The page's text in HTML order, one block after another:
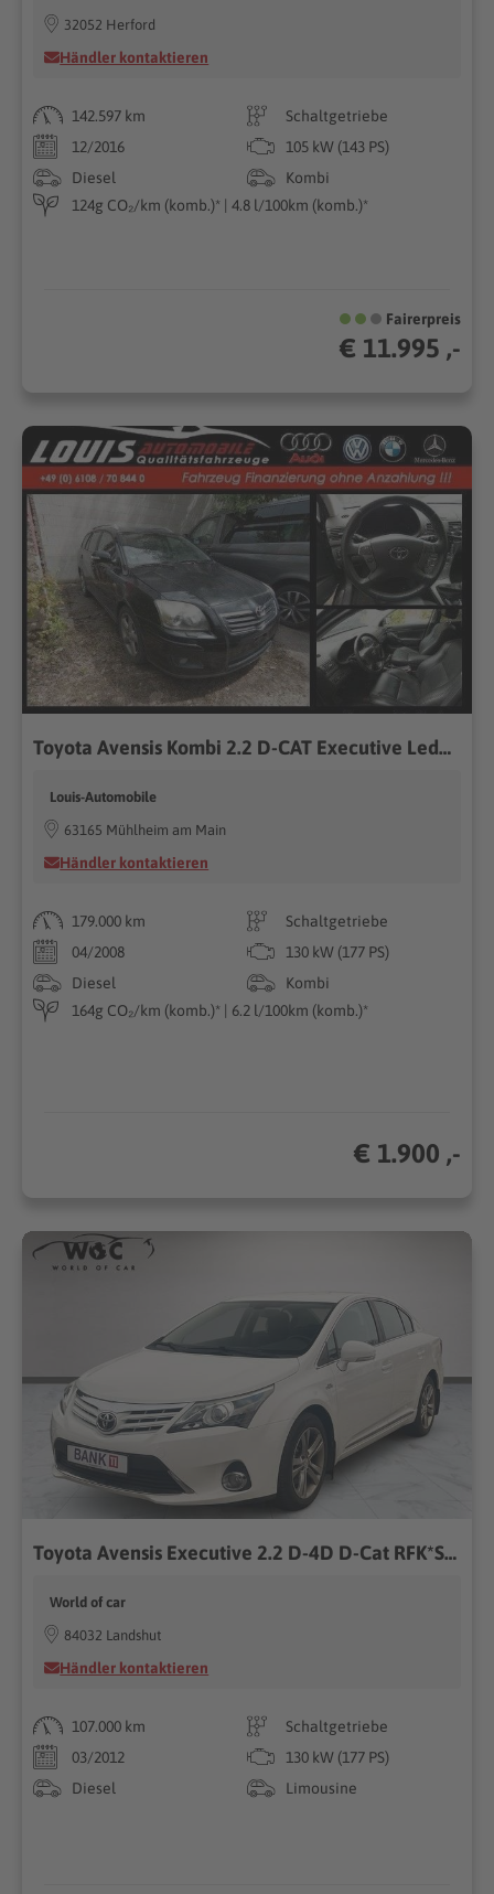
32052 Herford
Händler kontaktieren
142.597 km
Schaltgetriebe
12/2016
105 kW (143 PS)
Diesel
Kombi
124g CO₂/km (komb.)* | 4.8 l/100km (komb.)*
Fairerpreis
€ 11.995 ,-
Toyota Avensis Kombi 2.2 D-CAT Executive Ledeer/Navi
Louis-Automobile
63165 Mühlheim am Main
Händler kontaktieren
179.000 km
Schaltgetriebe
04/2008
130 kW (177 PS)
Diesel
Kombi
164g CO₂/km (komb.)* | 6.2 l/100km (komb.)*
€ 1.900 ,-
Toyota Avensis Executive 2.2 D-4D D-Cat RFK*SHZ*LEDER*TEMPOMAT
World of car
84032 Landshut
Händler kontaktieren
107.000 km
Schaltgetriebe
03/2012
130 kW (177 PS)
Diesel
Limousine